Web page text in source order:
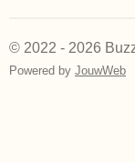
© 2022 - 2026
Powered by JouwWeb